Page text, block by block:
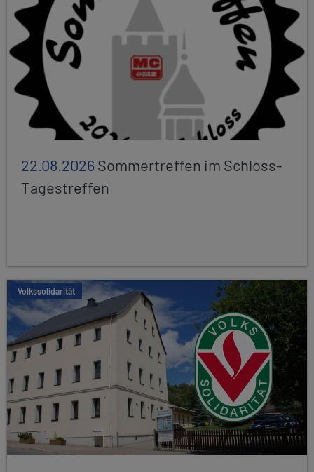
22.08.2026Sommertreffen im Schloss-
Tagestreffen
Volkssolidarität